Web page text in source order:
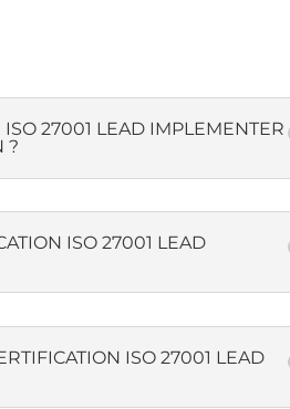
ISO 27001 LEAD IMPLEMENTER
?
ISO 27001 LEAD
ISO 27001 LEAD